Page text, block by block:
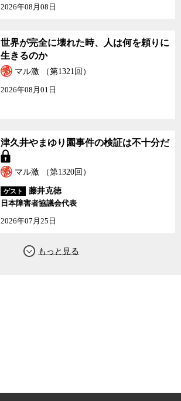
2026年08月08日
世界が完全に壊れた時、人は何を頼りに
生きるのか
マル激 （第1321回）
2026年08月01日
津久井やまゆり園事件の検証は不十分だ
マル激 （第1320回）
ゲスト
藤井克徳
日本障害者協議会代表
2026年07月25日